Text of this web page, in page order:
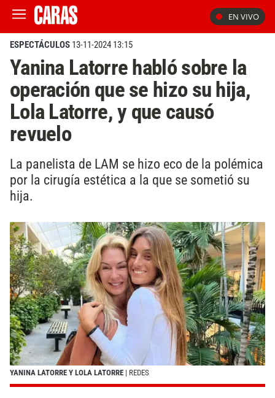
EN VIVO
ESPECTÁCULOS 13-11-2024 13:15
Yanina Latorre habló sobre la
operación que se hizo su hija,
Lola Latorre, y que causó
revuelo
La panelista de LAM se hizo eco de la polémica
por la cirugía estética a la que se sometió su
hija.
YANINA LATORRE Y LOLA LATORRE | REDES